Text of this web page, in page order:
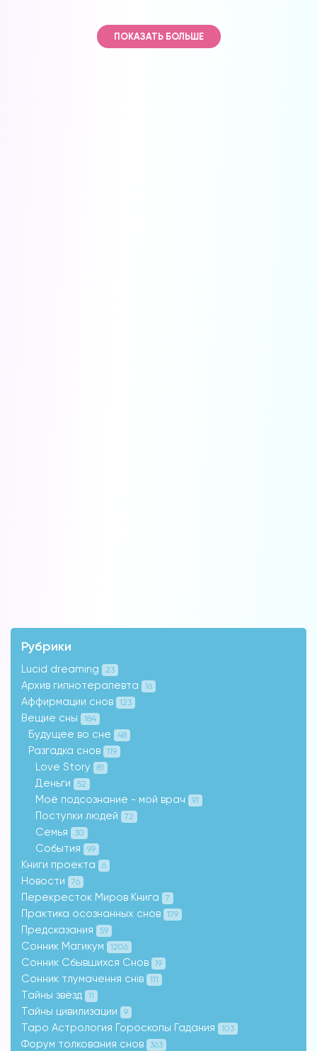
ПОКАЗАТЬ БОЛЬШЕ
Рубрики
Lucid dreaming 23
Архив гипнотерапевта 16
Аффирмации снов 123
Вещие сны 184
Будущее во сне 48
Разгадка снов 119
Love Story 81
Деньги 52
Моё подсознание - мой врач 91
Поступки людей 72
Семья 30
События 99
Книги проекта 6
Новости 76
Перекресток Миров Книга 7
Практика осознанных снов 179
Предсказания 59
Сонник Магикум 1206
Сонник Сбывшихся Снов 19
Сонник тлумачення снів 111
Тайны звёзд 11
Тайны цивилизации 9
Таро Астрология Гороскопы Гадания 103
Форум толкования снов 363